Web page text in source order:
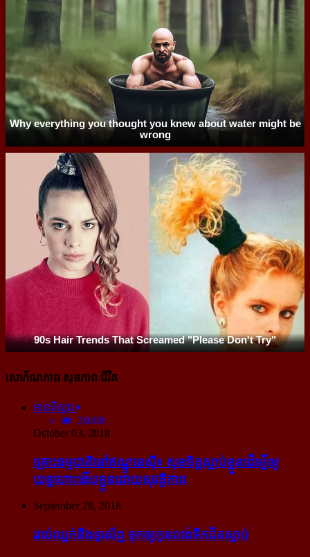
សោភ័ណភាព សុខភាព ជីវិត
អានពិស្ដារ
26008
October 03, 2018
គ្រោះធម្មជាតិនៅឥណ្ឌូនេស៊ី៖ សុខចិត្ត​ស្លាប់​ខ្លួន​ដើម្បី​ឲ្យ​
យន្ដហោះ​ងើប​ខ្លួន​ដោយ​សុវត្ថិភាព
September 28, 2018
រវល់​ឈ្លក់​នឹង​ទូរស័ព្ទ ទុក​ឲ្យ​កូន​លង់​ទឹក​ជិត​ស្លាប់